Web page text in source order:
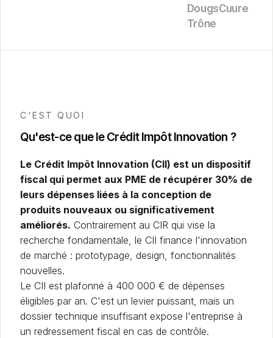
DougsCuure
Trône
C'EST QUOI
Qu'est-ce que le Crédit Impôt Innovation ?
Le Crédit Impôt Innovation (CII) est un dispositif
fiscal qui permet aux PME de récupérer 30% de
leurs dépenses liées à la conception de
produits nouveaux ou significativement
améliorés. Contrairement au CIR qui vise la
recherche fondamentale, le CII finance l'innovation
de marché : prototypage, design, fonctionnalités
nouvelles.
Le CII est plafonné à 400 000 € de dépenses
éligibles par an. C'est un levier puissant, mais un
dossier technique insuffisant expose l'entreprise à
un redressement fiscal en cas de contrôle.